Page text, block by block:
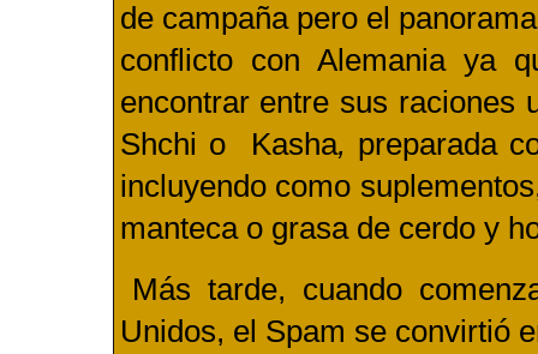
de campaña pero el
conflicto con Alemania ya
encontrar entre sus raciones
Shchi o Kasha, preparada
incluyendo como
manteca o grasa de cerdo y
Más tarde, cuando
Unidos, el Spam se convirtió